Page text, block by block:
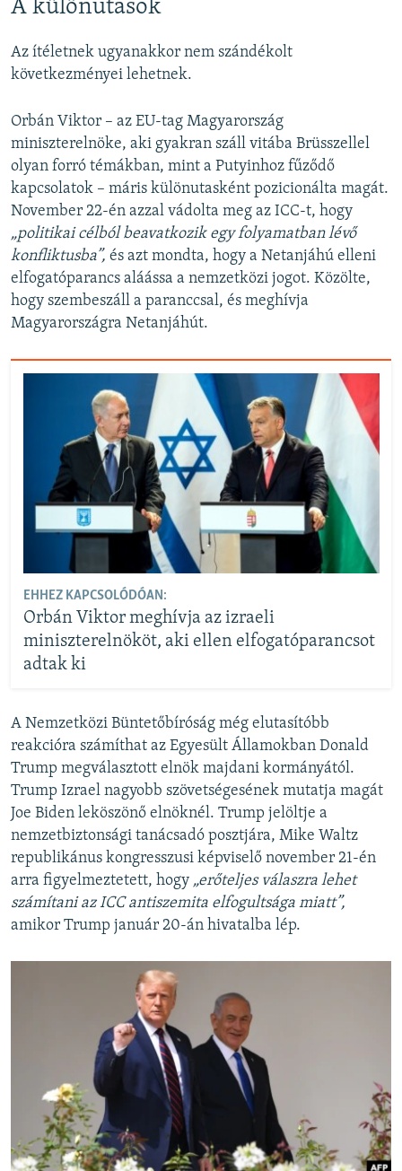
A különutasok
Az ítéletnek ugyanakkor nem szándékolt
következményei lehetnek.
Orbán Viktor – az EU-tag Magyarország
miniszterelnöke, aki gyakran száll vitába Brüsszellel
olyan forró témákban, mint a Putyinhoz fűződő
kapcsolatok – máris különutasként pozicionálta magát.
November 22-én azzal vádolta meg az ICC-t, hogy
„politikai célból beavatkozik egy folyamatban lévő
konfliktusba”, és azt mondta, hogy a Netanjáhú elleni
elfogatóparancs aláássa a nemzetközi jogot. Közölte,
hogy szembeszáll a paranccsal, és meghívja
Magyarországra Netanjáhút.
EHHEZ KAPCSOLÓDÓAN:
Orbán Viktor meghívja az izraeli
miniszterelnököt, aki ellen elfogatóparancsot
adtak ki
A Nemzetközi Büntetőbíróság még elutasítóbb
reakcióra számíthat az Egyesült Államokban Donald
Trump megválasztott elnök majdani kormányától.
Trump Izrael nagyobb szövetségesének mutatja magát
Joe Biden leköszönő elnöknél. Trump jelöltje a
nemzetbiztonsági tanácsadó posztjára, Mike Waltz
republikánus kongresszusi képviselő november 21-én
arra figyelmeztetett, hogy „erőteljes válaszra lehet
számítani az ICC antiszemita elfogultsága miatt”,
amikor Trump január 20-án hivatalba lép.